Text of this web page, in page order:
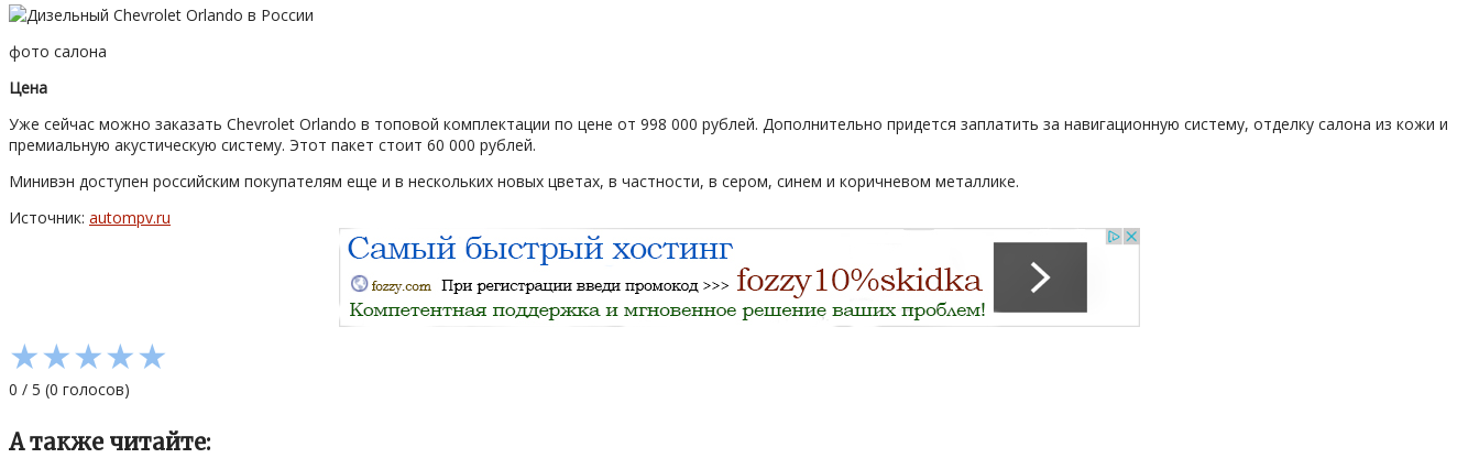
фото салона
Цена
Уже сейчас можно заказать Chevrolet Orlando в топовой комплектации по цене от 998 000 рублей. Дополнительно придется заплатить за навигационную систему, отделку салона из кожи и
премиальную акустическую систему. Этот пакет стоит 60 000 рублей.
Минивэн доступен российским покупателям еще и в нескольких новых цветах, в частности, в сером, синем и коричневом металлике.
Источник: autompv.ru
★★★★★
0 / 5 (0 голосов)
А также читайте: